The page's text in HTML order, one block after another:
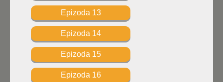
Epizoda 13
Epizoda 14
Epizoda 15
Epizoda 16